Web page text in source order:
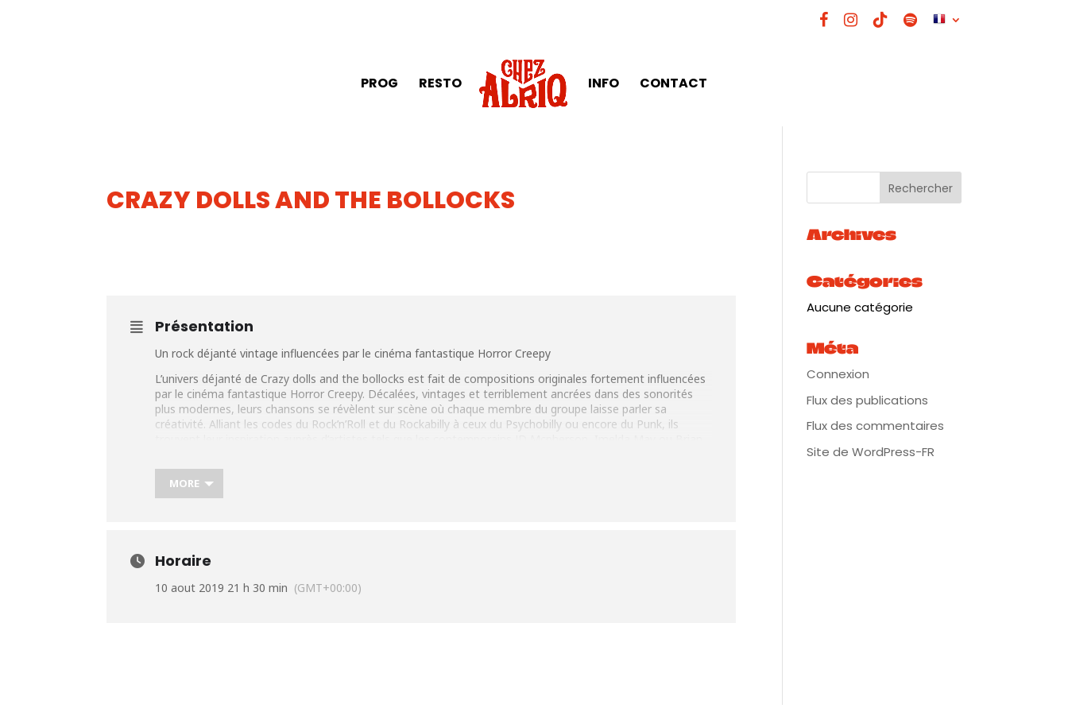
PROG RESTO INFO CONTACT
CRAZY DOLLS AND THE BOLLOCKS
Présentation
Un rock déjanté vintage influencées par le cinéma fantastique Horror Creepy
L’univers déjanté de Crazy dolls and the bollocks est fait de compositions originales fortement influencées
par le cinéma fantastique Horror Creepy. Décalées, vintages et terriblement ancrées dans des sonorités
plus modernes, leurs chansons se révèlent sur scène où chaque membre du groupe laisse parler sa
créativité. Alliant les codes du Rock’n’Roll et du Rockabilly à ceux du Psychobilly ou encore du Punk, ils
Plus d’infos
MORE
Horaire
10 aout 2019 21 h 30 min (GMT+00:00)
Archives
Catégories
Aucune catégorie
Méta
Connexion
Flux des publications
Flux des commentaires
Site de WordPress-FR